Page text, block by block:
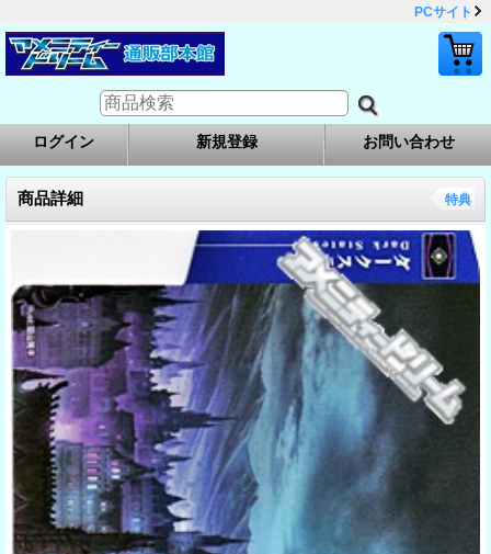
PCサイト
ログイン 新規登録 お問い合わせ
商品詳細 特典